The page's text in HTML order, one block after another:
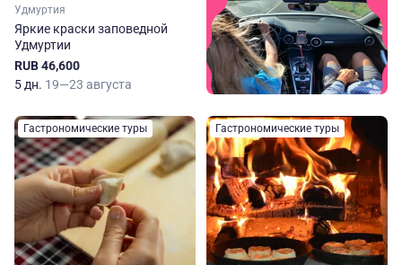
Удмуртия
Яркие краски заповедной
Удмуртии
RUB 46,600
5 дн. 19—23 августа
Гастрономические туры Гастрономические туры